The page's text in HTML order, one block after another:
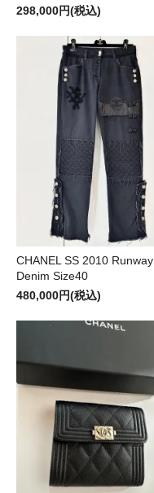
298,000円(税込)
CHANEL SS 2010 Runway
Denim Size40
480,000円(税込)